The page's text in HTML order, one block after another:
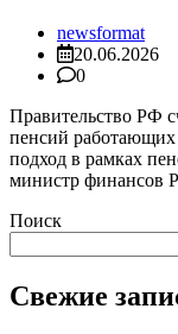
newsformat
20.06.2026
0
Правительство РФ
пенсий работающих
подход в рамках
министр финансов
Поиск
Свежие